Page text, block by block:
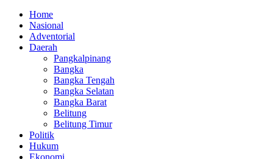
Home
Nasional
Adventorial
Daerah
Pangkalpinang
Bangka
Bangka Tengah
Bangka Selatan
Bangka Barat
Belitung
Belitung Timur
Politik
Hukum